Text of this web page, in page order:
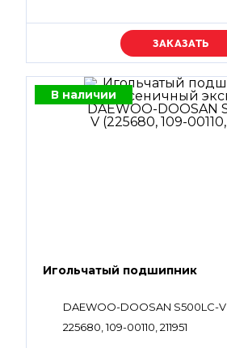
Уточняйте цену
В наличии
Игольчатый подшипник
DAEWOO-DOOSAN S500LC-V
225680, 109-00110, 211951